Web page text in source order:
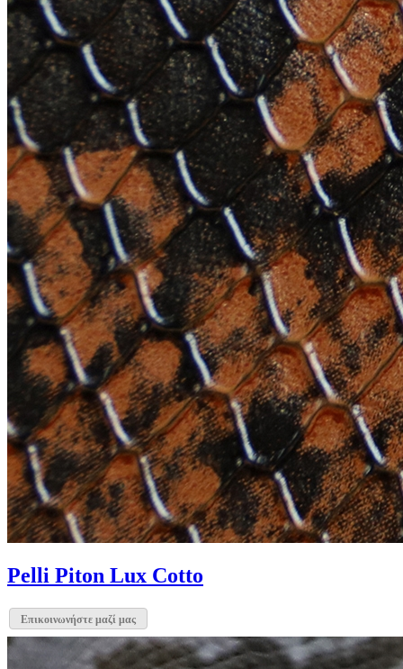
Pelli Piton Lux Cotto
Επικοινωνήστε μαζί μας